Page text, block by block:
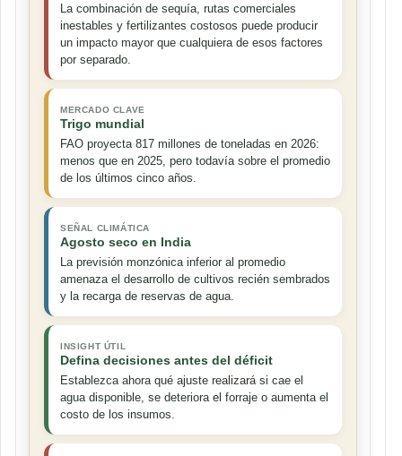
La combinación de sequía, rutas comerciales
inestables y fertilizantes costosos puede producir
un impacto mayor que cualquiera de esos factores
por separado.
MERCADO CLAVE
Trigo mundial
FAO proyecta 817 millones de toneladas en 2026:
menos que en 2025, pero todavía sobre el promedio
de los últimos cinco años.
SEÑAL CLIMÁTICA
Agosto seco en India
La previsión monzónica inferior al promedio
amenaza el desarrollo de cultivos recién sembrados
y la recarga de reservas de agua.
INSIGHT ÚTIL
Defina decisiones antes del déficit
Establezca ahora qué ajuste realizará si cae el
agua disponible, se deteriora el forraje o aumenta el
costo de los insumos.